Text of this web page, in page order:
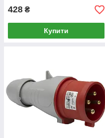
428 ₴
Купити